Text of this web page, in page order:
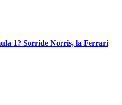
1? Sorride Norris, la Ferrari